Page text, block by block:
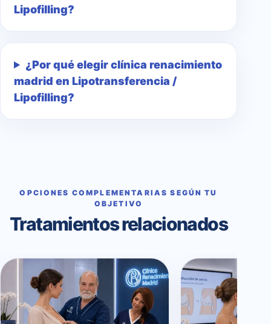
Lipofilling?
¿Por qué elegir clínica renacimiento
madrid en Lipotransferencia /
Lipofilling?
OPCIONES COMPLEMENTARIAS SEGÚN TU
OBJETIVO
Tratamientos relacionados